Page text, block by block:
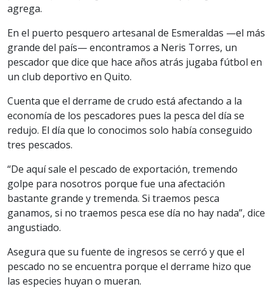
agrega.
En el puerto pesquero artesanal de Esmeraldas —el más
grande del país— encontramos a Neris Torres, un
pescador que dice que hace años atrás jugaba fútbol en
un club deportivo en Quito.
Cuenta que el derrame de crudo está afectando a la
economía de los pescadores pues la pesca del día se
redujo. El día que lo conocimos solo había conseguido
tres pescados.
“De aquí sale el pescado de exportación, tremendo
golpe para nosotros porque fue una afectación
bastante grande y tremenda. Si traemos pesca
ganamos, si no traemos pesca ese día no hay nada”, dice
angustiado.
Asegura que su fuente de ingresos se cerró y que el
pescado no se encuentra porque el derrame hizo que
las especies huyan o mueran.